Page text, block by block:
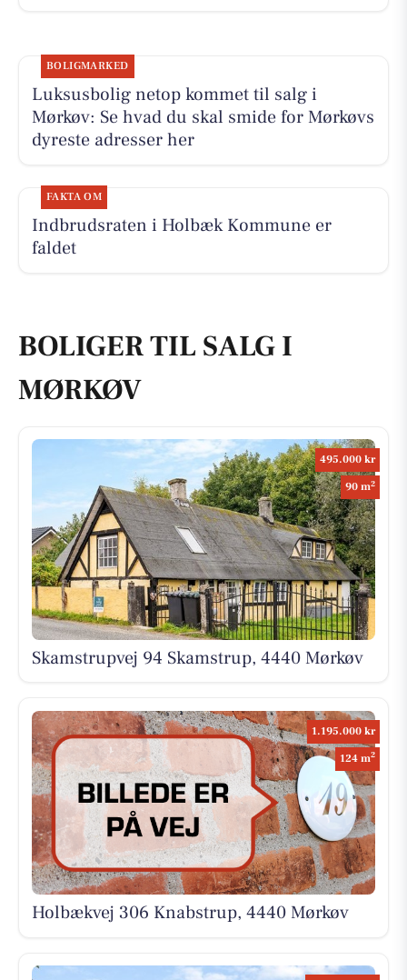
BOLIGMARKED
Luksusbolig netop kommet til salg i
Mørkøv: Se hvad du skal smide for Mørkøvs
dyreste adresser her
FAKTA OM
Indbrudsraten i Holbæk Kommune er
faldet
BOLIGER TIL SALG I
MØRKØV
495.000 kr
90 m2
Skamstrupvej 94 Skamstrup, 4440 Mørkøv
1.195.000 kr
124 m2
Holbækvej 306 Knabstrup, 4440 Mørkøv